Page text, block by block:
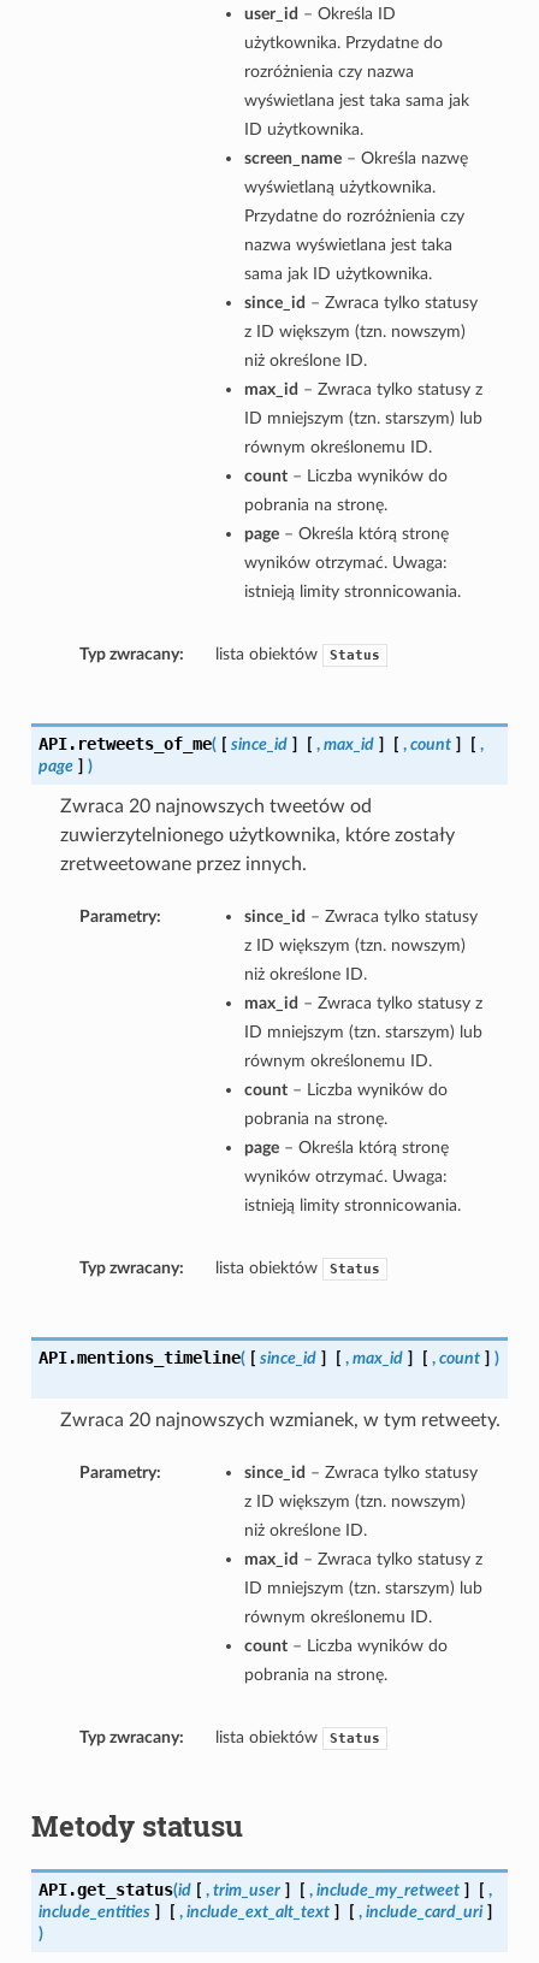
user_id – Określa ID
użytkownika. Przydatne do
rozróżnienia czy nazwa
wyświetlana jest taka sama jak
ID użytkownika.
screen_name– Określa nazwę
wyświetlaną użytkownika.
Przydatne do rozróżnienia czy
nazwa wyświetlana jest taka
sama jak ID użytkownika.
since_id – Zwraca tylko statusy
z ID większym (tzn. nowszym)
niż określone ID.
max_id – Zwraca tylko statusy z
ID mniejszym (tzn. starszym) lub
równym określonemu ID.
count– Liczba wyników do
pobrania na stronę.
page– Określa którą stronę
wyników otrzymać. Uwaga:
istnieją limity stronnicowania.
Typ zwracany: lista obiektów Status
API. retweets_of_me( [ since_id ] [ , max_id ] [ , count ] [ ,
page ] )
Zwraca 20 najnowszych tweetów od
zuwierzytelnionego użytkownika, które zostały
zretweetowane przez innych.
Parametry: since_id – Zwraca tylko statusy
z ID większym (tzn. nowszym)
niż określone ID.
max_id – Zwraca tylko statusy z
ID mniejszym (tzn. starszym) lub
równym określonemu ID.
count– Liczba wyników do
pobrania na stronę.
page– Określa którą stronę
wyników otrzymać. Uwaga:
istnieją limity stronnicowania.
Typ zwracany: lista obiektów Status
API.mentions_timeline( [ since_id ] [ , max_id ] [ , count ] )
Zwraca 20 najnowszych wzmianek, w tym retweety.
Parametry: since_id – Zwraca tylko statusy
z ID większym (tzn. nowszym)
niż określone ID.
max_id – Zwraca tylko statusy z
ID mniejszym (tzn. starszym) lub
równym określonemu ID.
count– Liczba wyników do
pobrania na stronę.
Typ zwracany: lista obiektów Status
Metody statusu
API.get_status(id [ , trim_user ] [ , include_my_retweet ] [ ,
include_entities ] [ , include_ext_alt_text ] [ , include_card_uri ]
)